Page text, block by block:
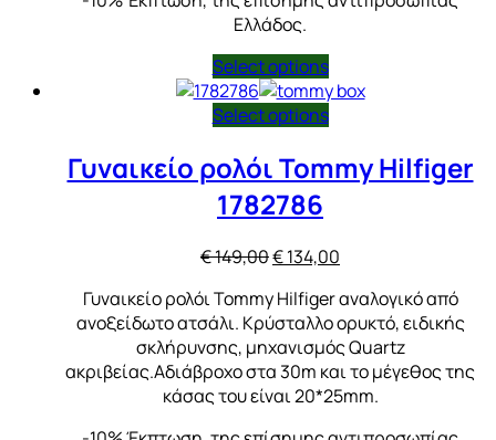
Ελλάδος.
Select options
Select options
Γυναικείο ρολόι Tommy Hilfiger
1782786
€149,00Original
was:
€ 149,00.
€134,00
τιμή
είναι:
€ 134,00.
Γυναικείο ρολόι Tommy Hilfiger αναλογικό από
ανοξείδωτο ατσάλι. Κρύσταλλο ορυκτό, ειδικής
σκλήρυνσης, μηχανισμός Quartz
ακριβείας.Αδιάβροχο στα 30m και το μέγεθος της
κάσας του είναι 20*25mm.